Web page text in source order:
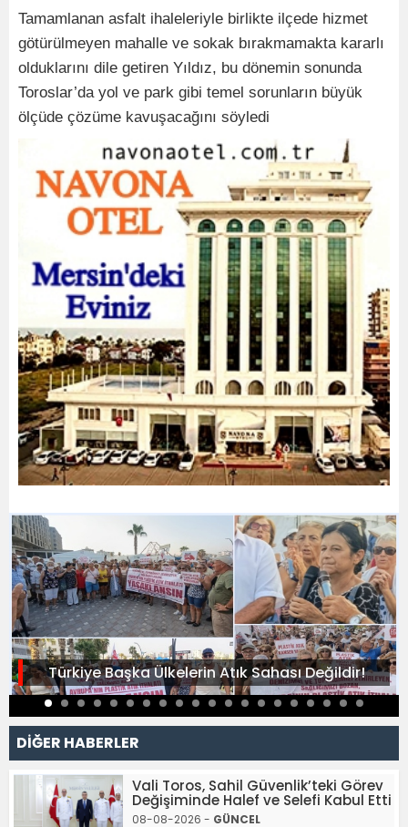
Tamamlanan asfalt ihaleleriyle birlikte ilçede hizmet
götürülmeyen mahalle ve sokak bırakmamakta kararlı
olduklarını dile getiren Yıldız, bu dönemin sonunda
Toroslar’da yol ve park gibi temel sorunların büyük
ölçüde çözüme kavuşacağını söyledi
Türkiye Başka Ülkelerin Atık Sahası Değildir!
DİĞER HABERLER
Vali Toros, Sahil Güvenlik’teki Görev
Değişiminde Halef ve Selefi Kabul Etti
08-08-2026 - GÜNCEL